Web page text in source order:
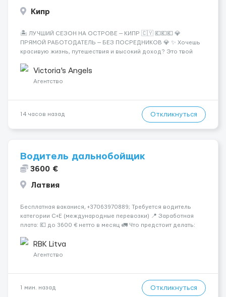
Кипр
🏝️ ЛУЧШИЙ СЕЗОН НА ОСТРОВЕ — КИПР 🇨🇾 💶💶💶 💎
ПРЯМОЙ РАБОТОДАТЕЛЬ — БЕЗ ПОСРЕДНИКОВ 💎 ✨ Хочешь
красивую жизнь, путешествия и высокий доход? Это твой
Опытная команда с годами практики — Стабильный поток
клиентов (без ...
Victoria's Angels
Агентство
14 часов назад Откликнуться
Водитель дальнобойщик
3600 €
Латвия
Бесплатная ваканися, +37063970889; Требуется водитель
категории C+E (международные перевозки) 📍 Заработная
плата: 💶 до 3600 € нетто в месяц 🚛 Что предстоит делать:
среднем 400–500 км в день. Погр...
RBK Litva
Агентство
1 мин. назад Откликнуться